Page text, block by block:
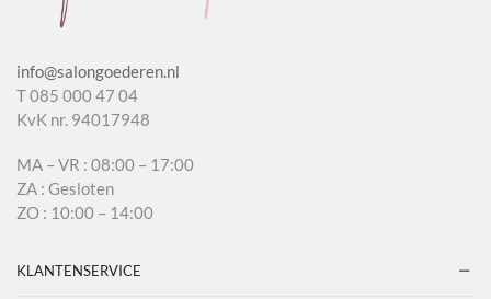
info@salongoederen.nl
T 085 000 47 04
KvK nr. 94017948
MA – VR : 08:00 – 17:00
ZA : Gesloten
ZO : 10:00 – 14:00
KLANTENSERVICE